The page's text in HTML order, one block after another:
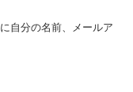
自分の名前、メールア